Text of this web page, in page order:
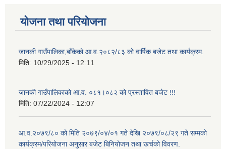
योजना तथा परियोजना
जानकी गाउँपालिका,बाँकेको आ.व.२०८२/८३ को वार्षिक बजेट तथा कार्यक्रम.
मिति: 10/29/2025 - 12:11
जानकी गाउँपालिकाको आ.व. ०८१।०८२ को प्रस्तावित बजेट !!!
मिति: 07/22/2024 - 12:07
आ.व.२०७९/८० को मिति २०७९/०४/०१ गते देखि २०७९/०८/२९ गते सम्मको
कार्यक्रम/परियोजना अनुसार बजेट बिनियोजन तथा खर्चको विवरण.